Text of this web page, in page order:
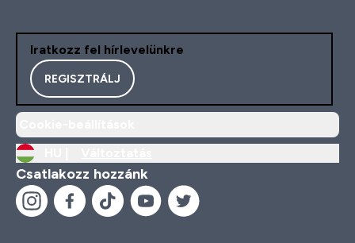
Iratkozz fel hírlevelünkre
REGISZTRÁLJ
Csatlakozz hozzánk